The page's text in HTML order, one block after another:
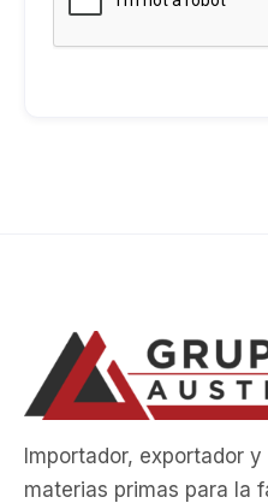
Importador, exportador
materias primas para la